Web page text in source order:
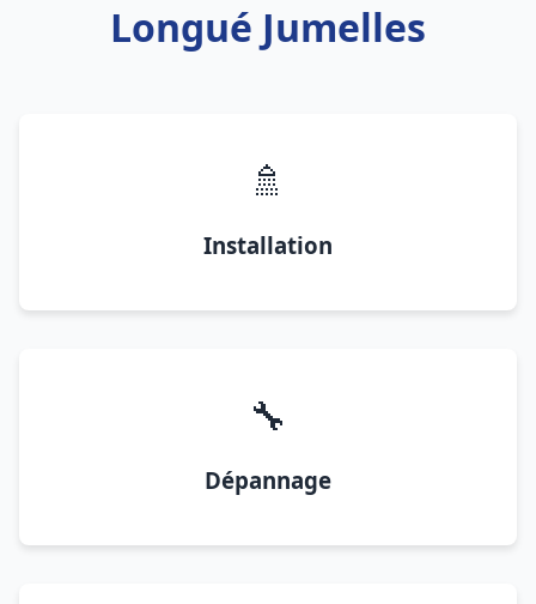
Longué Jumelles
🚿
Installation
🔧
Dépannage